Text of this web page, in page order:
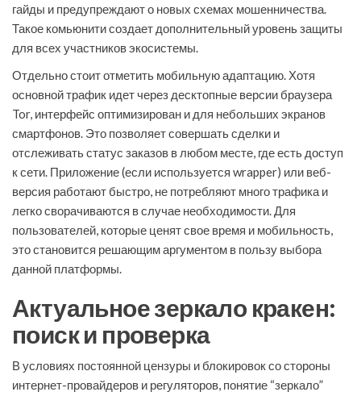
гайды и предупреждают о новых схемах мошенничества.
Такое комьюнити создает дополнительный уровень защиты
для всех участников экосистемы.
Отдельно стоит отметить мобильную адаптацию. Хотя
основной трафик идет через десктопные версии браузера
Tor, интерфейс оптимизирован и для небольших экранов
смартфонов. Это позволяет совершать сделки и
отслеживать статус заказов в любом месте, где есть доступ
к сети. Приложение (если используется wrapper) или веб-
версия работают быстро, не потребляют много трафика и
легко сворачиваются в случае необходимости. Для
пользователей, которые ценят свое время и мобильность,
это становится решающим аргументом в пользу выбора
данной платформы.
Актуальное зеркало кракен:
поиск и проверка
В условиях постоянной цензуры и блокировок со стороны
интернет-провайдеров и регуляторов, понятие “зеркало”